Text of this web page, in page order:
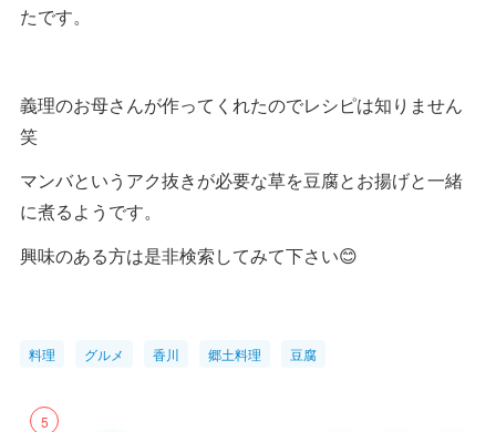
たです。
義理のお母さんが作ってくれたのでレシピは知りません
笑
マンバというアク抜きが必要な草を豆腐とお揚げと一緒
に煮るようです。
興味のある方は是非検索してみて下さい😊
料理 グルメ 香川 郷土料理 豆腐
5